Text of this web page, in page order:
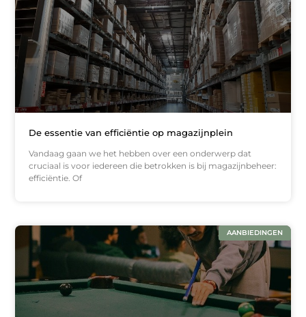
De essentie van efficiëntie op magazijnplein
Vandaag gaan we het hebben over een onderwerp dat
cruciaal is voor iedereen die betrokken is bij magazijnbeheer:
efficiëntie. Of
AANBIEDINGEN